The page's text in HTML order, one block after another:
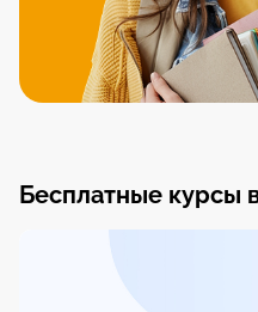
Бесплатные курсы